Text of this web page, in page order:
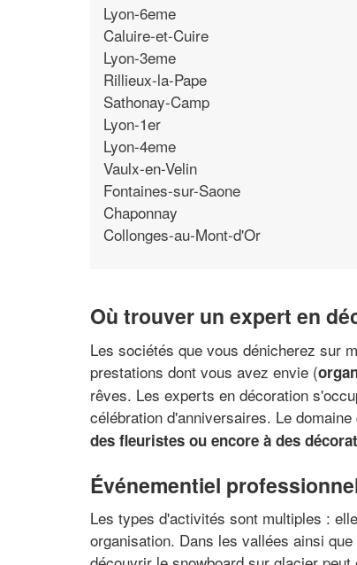
Lyon-6eme
Caluire-et-Cuire
Lyon-3eme
Rillieux-la-Pape
Sathonay-Camp
Lyon-1er
Lyon-4eme
Vaulx-en-Velin
Fontaines-sur-Saone
Chaponnay
Collonges-au-Mont-d'Or
Où trouver un expert en
Les sociétés que vous dénicherez sur
prestations dont vous avez envie (
rêves. Les experts en décoration
célébration d'anniversaires. Le
des fleuristes ou encore à des
Événementiel
Les types d'activités sont multiples :
organisation. Dans les vallées ainsi